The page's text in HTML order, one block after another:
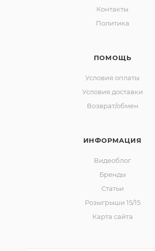
Контакты
Политика
ПОМОЩЬ
Условия оплаты
Условия доставки
Возврат/обмен
ИНФОРМАЦИЯ
Видеоблог
Бренды
Статьи
Розыгрыши 15/15
Карта сайта